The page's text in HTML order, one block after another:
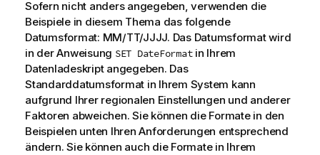
Sofern nicht anders angegeben, verwenden die
Beispiele in diesem Thema das folgende
Datumsformat: MM/TT/JJJJ. Das Datumsformat wird
in der Anweisung SET DateFormatin Ihrem
Datenladeskript angegeben. Das
Standarddatumsformat in Ihrem System kann
aufgrund Ihrer regionalen Einstellungen und anderer
Faktoren abweichen. Sie können die Formate in den
Beispielen unten Ihren Anforderungen entsprechend
ändern. Sie können auch die Formate in Ihrem